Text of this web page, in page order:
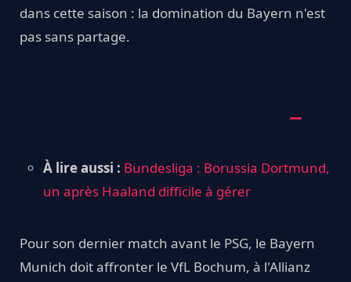
dans cette saison : la domination du Bayern n'est
pas sans partage.
À lire aussi : Bundesliga : Borussia Dortmund,
un après Haaland difficile à gérer
Pour son dernier match avant le PSG, le Bayern
Munich doit affronter le VfL Bochum, à l'Allianz